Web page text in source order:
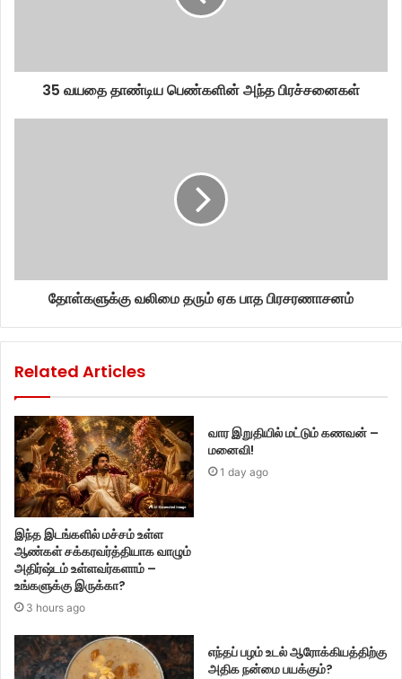
35 வயதை தாண்டிய பெண்களின் அந்த பிரச்சனைகள்
தோள்களுக்கு வலிமை தரும் ஏக பாத பிரசரணாசனம்
Related Articles
இந்த இடங்களில் மச்சம் உள்ள
ஆண்கள் சக்கரவர்த்தியாக வாழும்
அதிர்ஷ்டம் உள்ளவர்களாம் –
உங்களுக்கு இருக்கா?
3 hours ago
வார இறுதியில் மட்டும் கணவன் –
மனைவி!
1 day ago
எந்தப் பழம் உடல் ஆரோக்கியத்திற்கு
அதிக நன்மை பயக்கும்?